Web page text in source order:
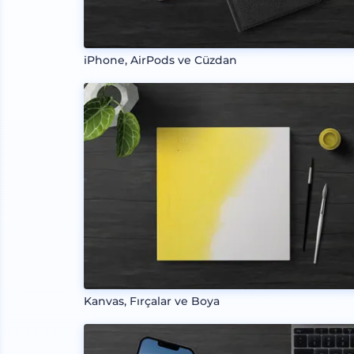
iPhone, AirPods ve Cüzdan
Kanvas, Fırçalar ve Boya